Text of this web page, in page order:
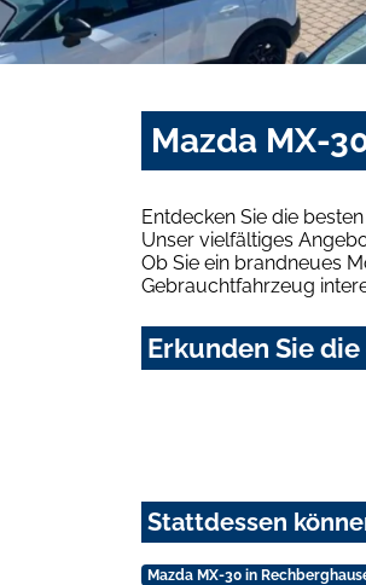
Mazda MX-
Entdecken Sie die
Unser vielfältiges
Ob Sie ein brandneues
Gebrauchtfahrzeug
Erkunden Sie
Stattdessen
Mazda MX-30 in